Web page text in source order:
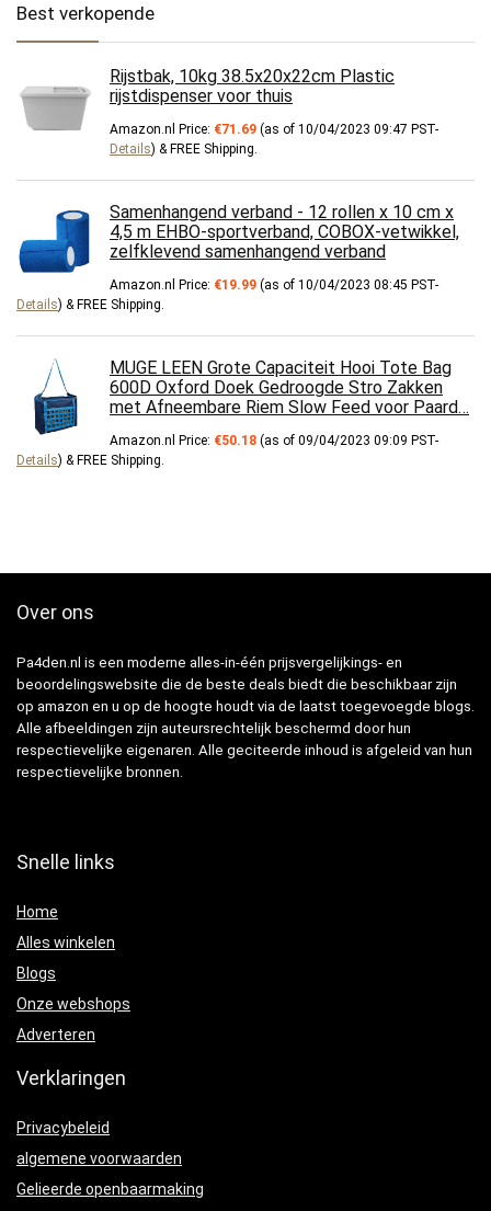
Best verkopende
Rijstbak, 10kg 38.5x20x22cm Plastic
rijstdispenser voor thuis
Amazon.nl Price: €71.69 (as of 10/04/2023 09:47 PST-
Details) & FREE Shipping.
Samenhangend verband - 12 rollen x 10 cm x
4,5 m EHBO-sportverband, COBOX-vetwikkel,
zelfklevend samenhangend verband
Amazon.nl Price: €19.99 (as of 10/04/2023 08:45 PST-
Details) & FREE Shipping.
MUGE LEEN Grote Capaciteit Hooi Tote Bag
600D Oxford Doek Gedroogde Stro Zakken
met Afneembare Riem Slow Feed voor Paard…
Amazon.nl Price: €50.18 (as of 09/04/2023 09:09 PST-
Details) & FREE Shipping.
Over ons
Pa4den.nl is een moderne alles-in-één prijsvergelijkings- en
beoordelingswebsite die de beste deals biedt die beschikbaar zijn
op amazon en u op de hoogte houdt via de laatst toegevoegde blogs.
Alle afbeeldingen zijn auteursrechtelijk beschermd door hun
respectievelijke eigenaren. Alle geciteerde inhoud is afgeleid van hun
respectievelijke bronnen.
Snelle links
Home
Alles winkelen
Blogs
Onze webshops
Adverteren
Verklaringen
Privacybeleid
algemene voorwaarden
Gelieerde openbaarmaking